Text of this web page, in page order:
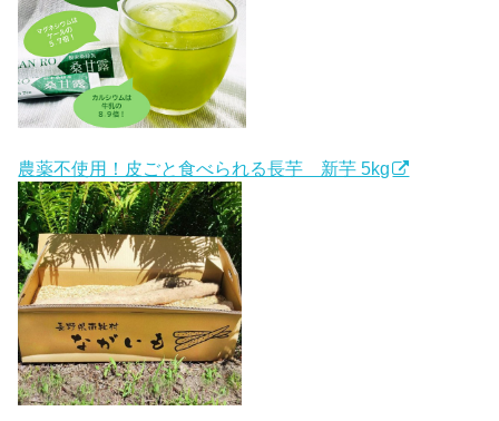
農薬不使用！皮ごと食べられる長芋 新芋 5kg